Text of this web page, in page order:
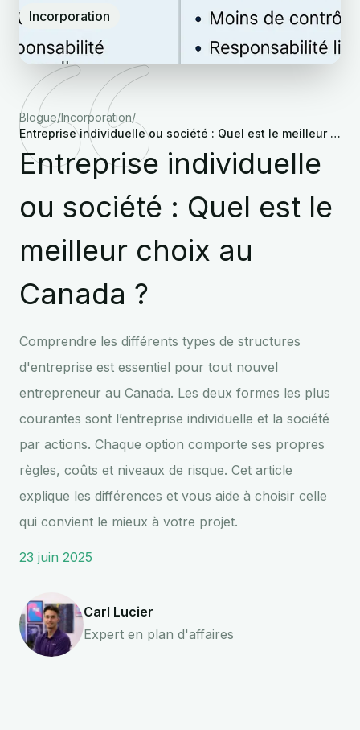
Incorporation
Blogue/Incorporation/
Entreprise individuelle ou société : Quel est le meilleur choix au Canada ?
Entreprise individuelle
ou société : Quel est le
meilleur choix au
Canada ?
Comprendre les différents types de structures
d'entreprise est essentiel pour tout nouvel
entrepreneur au Canada. Les deux formes les plus
courantes sont l’entreprise individuelle et la société
par actions. Chaque option comporte ses propres
règles, coûts et niveaux de risque. Cet article
explique les différences et vous aide à choisir celle
qui convient le mieux à votre projet.
23 juin 2025
Carl Lucier
Expert en plan d'affaires